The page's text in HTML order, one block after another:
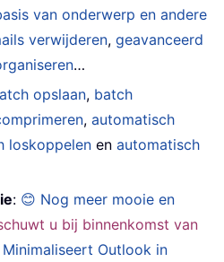
van onderwerp en andere
verwijderen,geavanceerd
…
opslaan, batch
,automatisch
loskoppelen enautomatisch
: 😊 Nog meer mooie en
u bij binnenkomst van
Minimaliseert Outlook in